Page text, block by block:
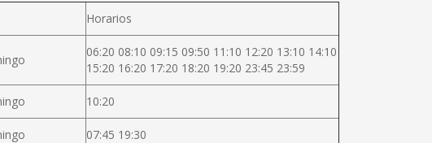
Horarios
06:20 08:10 09:15 09:50 11:10 12:20 13:10 14:10
15:20 16:20 17:20 18:20 19:20 23:45 23:59
10:20
07:45 19:30